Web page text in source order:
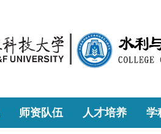
师资队伍 人才培养 学